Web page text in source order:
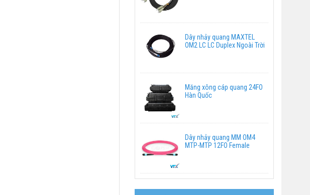
Dây nhảy quang MAXTEL
OM2 LC LC Duplex Ngoài Trời
Măng xông cáp quang 24FO
Hàn Quốc
Dây nhảy quang MM OM4
MTP-MTP 12FO Female